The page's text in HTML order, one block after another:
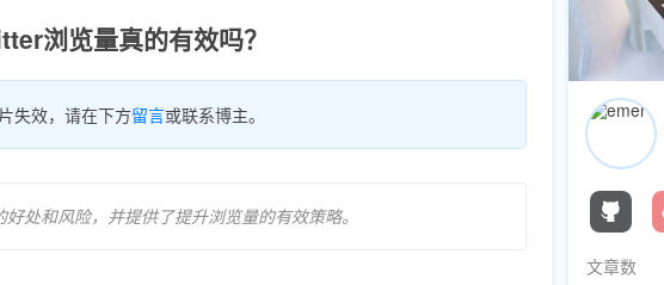
浏览量真的有效吗？
失效，请在下方留言或联系博主。
处和风险，并提供了提升浏览量的有效策略。
文章数